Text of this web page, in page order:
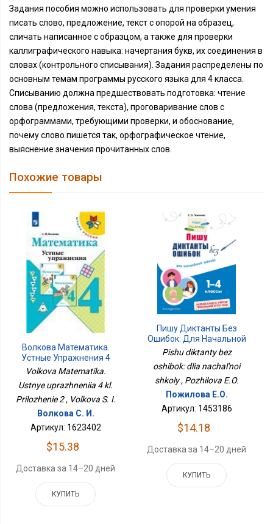
Задания пособия можно использовать для проверки умения
писать слово, предложение, текст с опорой на образец,
сличать написанное с образцом, а также для проверки
каллиграфического навыка: начертания букв, их соединения в
словах (контрольного списывания). Задания распределены по
основным темам программы русского языка для 4 класса.
Списыванию должна предшествовать подготовка: чтение
слова (предложения, текста), проговаривание слов с
орфограммами, требующими проверки, и обоснование,
почему слово пишется так, орфографическое чтение,
выяснение значения прочитанных слов.
Похожие товары
Волкова Математика.
Устные Упражнения 4
Кл. Приложение 2
Volkova Matematika.
Ustnye uprazhneniia 4 kl.
Prilozhenie 2 , Volkova S. I.
Волкова С. И.
Артикул: 1623402
$15.38
Доставка за 14–20 дней
КУПИТЬ
Пишу Диктанты Без
Ошибок: Для Начальной
Школы
Pishu diktanty bez
oshibok: dlia nachal'noi
shkoly , Pozhilova E.O.
Пожилова Е.О.
Артикул: 1453186
$14.18
Доставка за 14–20 дней
КУПИТЬ